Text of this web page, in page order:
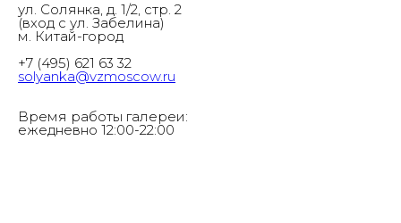
ул. Солянка, д. 1/2, стр. 2
(вход с ул. Забелина)
м. Китай-город
+7 (495) 621 63 32
solyanka@vzmoscow.ru
Время работы галереи:
ежедневно 12:00-22:00